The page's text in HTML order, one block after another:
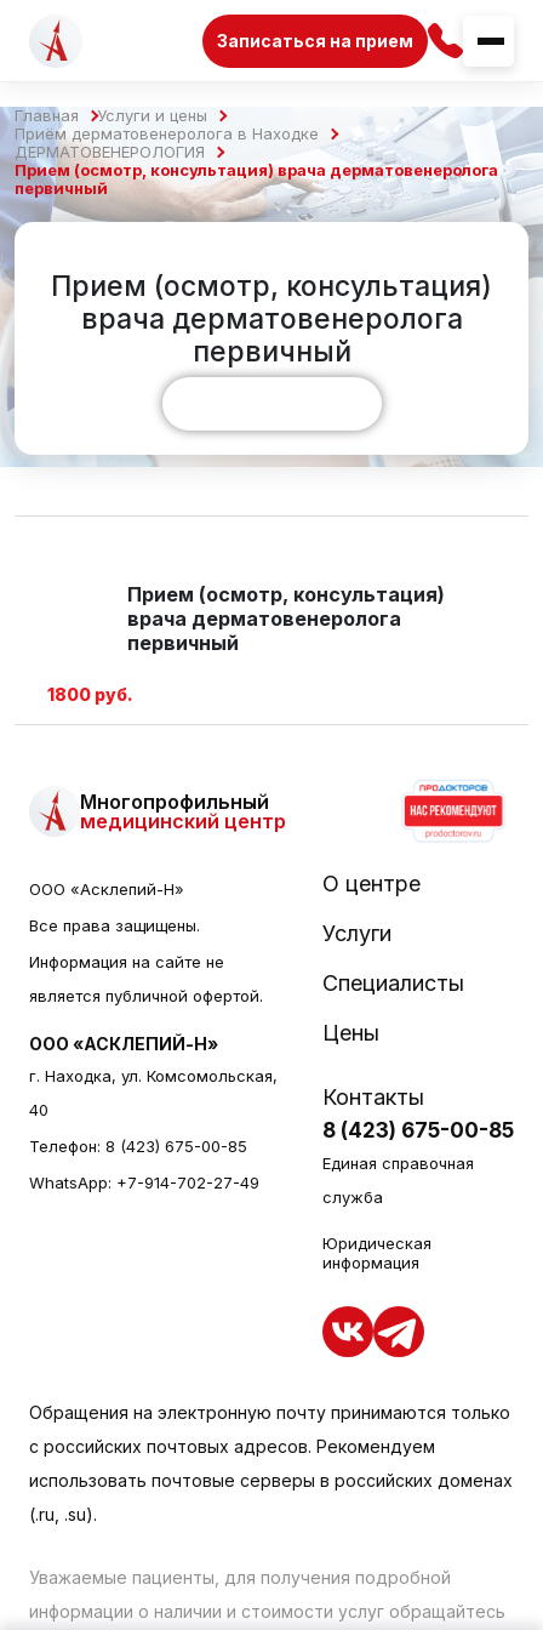
Записаться на прием
Главная
Услуги и цены
Приём дерматовенеролога в Находке
ДЕРМАТОВЕНЕРОЛОГИЯ
Прием (осмотр, консультация) врача дерматовенеролога
первичный
Прием (осмотр, консультация)
врача дерматовенеролога
первичный
Прием (осмотр, консультация)
врача дерматовенеролога
первичный
1800 руб.
Многопрофильный
медицинский центр
ООО «Асклепий-Н»
Все права защищены.
Информация на сайте не
является публичной офертой.
ООО «АСКЛЕПИЙ-Н»
г. Находка, ул. Комсомольская,
40
Телефон: 8 (423) 675-00-85
WhatsApp: +7-914-702-27-49
О центре
Услуги
Специалисты
Цены
Контакты
8 (423) 675-00-85
Единая справочная
служба
Юридическая
информация
Обращения на электронную почту принимаются только
с российских почтовых адресов. Рекомендуем
использовать почтовые серверы в российских доменах
(.ru, .su).
Уважаемые пациенты, для получения подробной
информации о наличии и стоимости услуг обращайтесь